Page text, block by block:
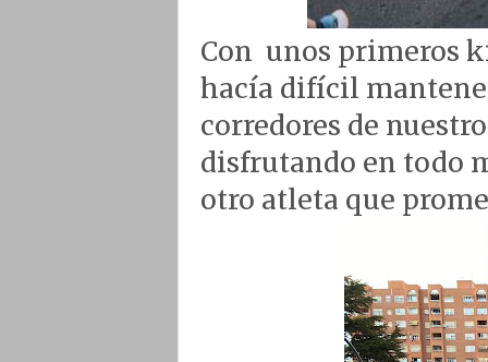
Con unos primeros
hacía difícil
corredores de
disfrutando en todo
otro atleta que